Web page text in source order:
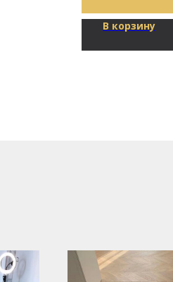
В корзину